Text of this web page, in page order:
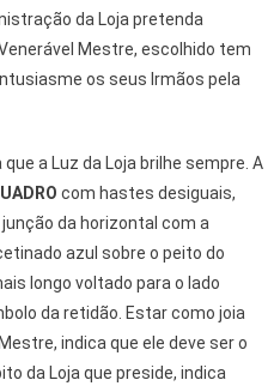
da Loja pretenda
Mestre, escolhido tem
os seus Irmãos pela
a Luz da Loja brilhe sempre. A
com hastes desiguais,
da horizontal com a
azul sobre o peito do
longo voltado para o lado
da retidão. Estar como joia
indica que ele deve ser o
da Loja que preside, indica